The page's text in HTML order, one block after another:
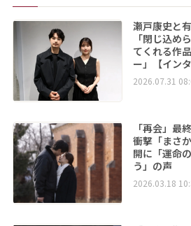
瀬戸康史と
「閉じ込め
てくれる作
ー」【イン
2026.07.31
「再会」
衝撃「まさ
開に「運命
う」の声
2026.03.18